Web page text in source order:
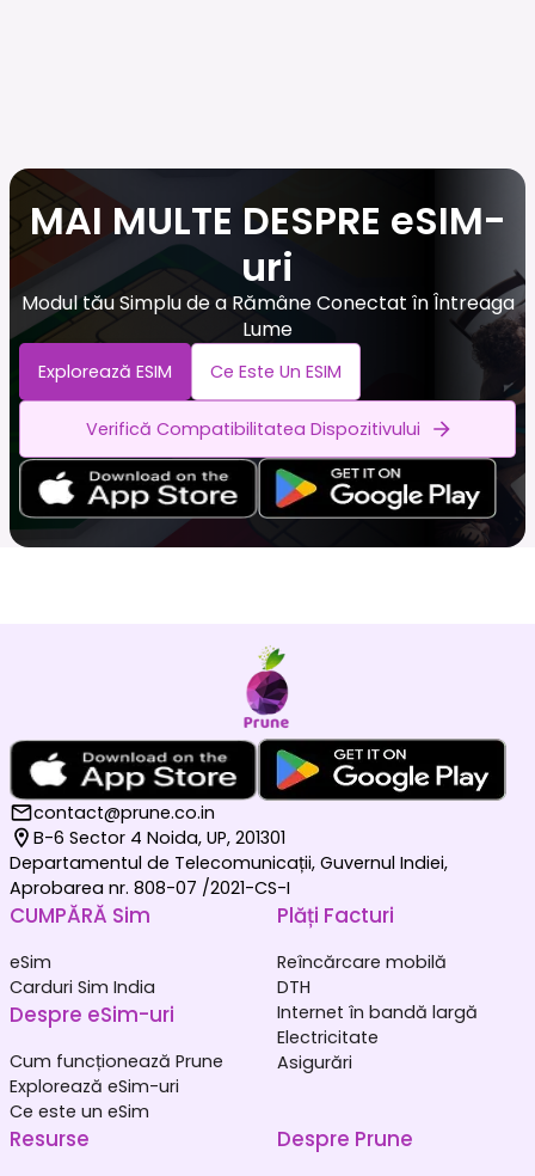
MAI MULTE DESPRE eSIM-
uri
Modul tău Simplu de a Rămâne Conectat în Întreaga
Lume
Explorează ESIM Ce Este Un ESIM
Verifică Compatibilitatea Dispozitivului
contact@prune.co.in
B-6 Sector 4 Noida, UP, 201301
Departamentul de Telecomunicații, Guvernul Indiei,
Aprobarea nr. 808-07 /2021-CS-I
CUMPĂRĂ Sim
eSim
Carduri Sim India
Despre eSim-uri
Cum funcționează Prune
Explorează eSim-uri
Ce este un eSim
Plăți Facturi
Reîncărcare mobilă
DTH
Internet în bandă largă
Electricitate
Asigurări
Resurse Despre Prune